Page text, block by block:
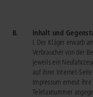
B. Inhalt und
I. Der Kläger erwarb
Verbraucher von der
jeweils ein
auf ihrer Internet-
Impressum erneut ihre
Telefaxnummer